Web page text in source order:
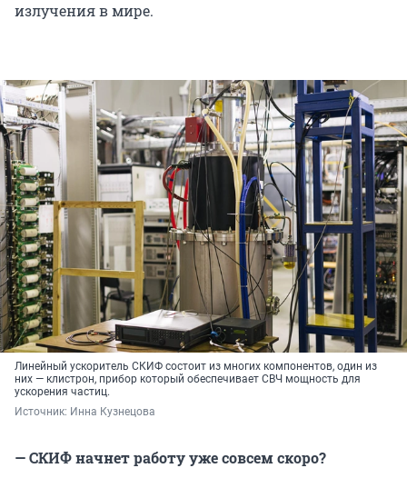
излучения в мире.
Линейный ускоритель СКИФ состоит из многих компонентов, один из
них — клистрон, прибор который обеспечивает СВЧ мощность для
ускорения частиц.
Источник: Инна Кузнецова
— СКИФ начнет работу уже совсем скоро?